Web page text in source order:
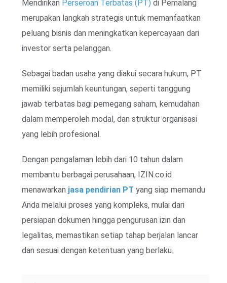
Mendirikan Perseroan Terbatas (PT) di Pemalang
merupakan langkah strategis untuk memanfaatkan
peluang bisnis dan meningkatkan kepercayaan dari
investor serta pelanggan.
Sebagai badan usaha yang diakui secara hukum, PT
memiliki sejumlah keuntungan, seperti tanggung
jawab terbatas bagi pemegang saham, kemudahan
dalam memperoleh modal, dan struktur organisasi
yang lebih profesional.
Dengan pengalaman lebih dari 10 tahun dalam
membantu berbagai perusahaan, IZIN.co.id
menawarkan jasa pendirian PT yang siap memandu
Anda melalui proses yang kompleks, mulai dari
persiapan dokumen hingga pengurusan izin dan
legalitas, memastikan setiap tahap berjalan lancar
dan sesuai dengan ketentuan yang berlaku.